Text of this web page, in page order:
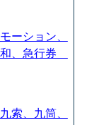
ーション、
和、急行券
索、九筒、